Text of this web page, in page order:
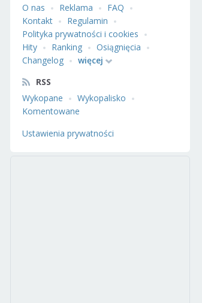
O nas
Reklama
FAQ
Kontakt
Regulamin
Polityka prywatności i cookies
Hity
Ranking
Osiągnięcia
Changelog
więcej
RSS
Wykopane
Wykopalisko
Komentowane
Ustawienia prywatności